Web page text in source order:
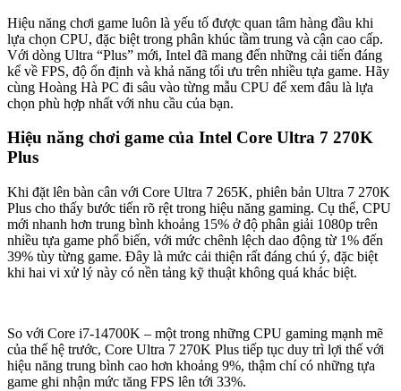
Hiệu năng chơi game luôn là yếu tố được quan tâm hàng đầu khi
lựa chọn CPU, đặc biệt trong phân khúc tầm trung và cận cao cấp.
Với dòng Ultra “Plus” mới, Intel đã mang đến những cải tiến đáng
kể về FPS, độ ổn định và khả năng tối ưu trên nhiều tựa game. Hãy
cùng Hoàng Hà PC đi sâu vào từng mẫu CPU để xem đâu là lựa
chọn phù hợp nhất với nhu cầu của bạn.
Hiệu năng chơi game của Intel Core Ultra 7 270K
Plus
Khi đặt lên bàn cân với Core Ultra 7 265K, phiên bản Ultra 7 270K
Plus cho thấy bước tiến rõ rệt trong hiệu năng gaming. Cụ thể, CPU
mới nhanh hơn trung bình khoảng 15% ở độ phân giải 1080p trên
nhiều tựa game phổ biến, với mức chênh lệch dao động từ 1% đến
39% tùy từng game. Đây là mức cải thiện rất đáng chú ý, đặc biệt
khi hai vi xử lý này có nền tảng kỹ thuật không quá khác biệt.
So với Core i7-14700K – một trong những CPU gaming mạnh mẽ
của thế hệ trước, Core Ultra 7 270K Plus tiếp tục duy trì lợi thế với
hiệu năng trung bình cao hơn khoảng 9%, thậm chí có những tựa
game ghi nhận mức tăng FPS lên tới 33%.